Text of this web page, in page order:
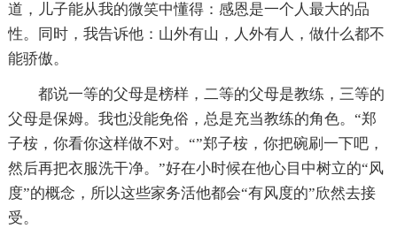
道，儿子能从我的微笑中懂得：感恩是一个人最大的品
性。同时，我告诉他：山外有山，人外有人，做什么都不
能骄傲。
都说一等的父母是榜样，二等的父母是教练，三等的
父母是保姆。我也没能免俗，总是充当教练的角色。“郑
子桉，你看你这样做不对。“”郑子桉，你把碗刷一下吧，
然后再把衣服洗干净。”好在小时候在他心目中树立的“风
度”的概念，所以这些家务活他都会“有风度的”欣然去接
受。